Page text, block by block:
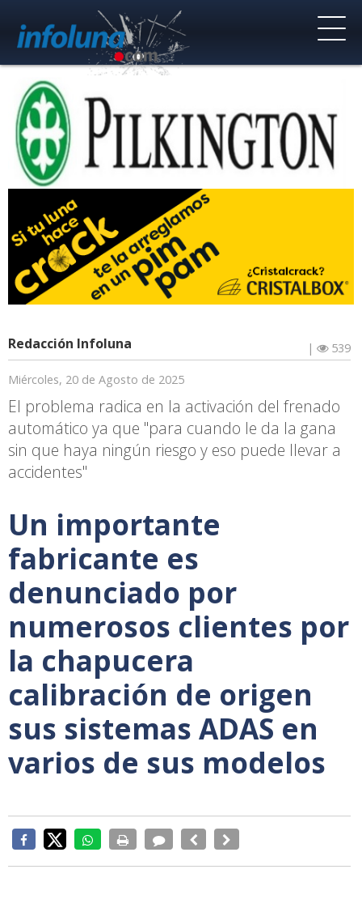
Redacción Infoluna | 539
Miércoles, 20 de Agosto de 2025
El problema radica en la activación del frenado
automático ya que "para cuando le da la gana
sin que haya ningún riesgo y eso puede llevar a
accidentes"
Un importante
fabricante es
denunciado por
numerosos clientes por
la chapucera
calibración de origen
sus sistemas ADAS en
varios de sus modelos